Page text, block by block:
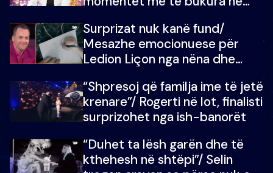
mungojë zilja e mëngjesit kur…
Surprizat nuk kanë fund/
Mesazhe emocionuese për
Ledion Liçon nga nëna dhe
mban dot lotët: Nuk meritoj…
“Shpresoj që familja ime të jetë
krenare”/ Rogerti në lot, finalisti
surprizohet nga ish-banorët
“Duhet ta lësh garën dhe të
kthehesh në shtëpi”/ Selin